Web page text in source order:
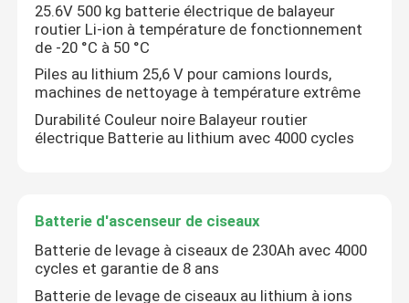
batterie de chariot de golf du lithium 48v
Batterie de camion lourd
25.6V 500 kg batterie électrique de balayeur
routier Li-ion à température de fonctionnement
de -20 °C à 50 °C
Piles au lithium 25,6 V pour camions lourds,
machines de nettoyage à température extrême
Durabilité Couleur noire Balayeur routier
électrique Batterie au lithium avec 4000 cycles
Batterie d'ascenseur de ciseaux
Batterie de levage à ciseaux de 230Ah avec 4000
cycles et garantie de 8 ans
Batterie de levage de ciseaux au lithium à ions